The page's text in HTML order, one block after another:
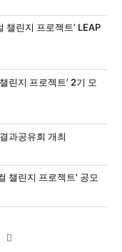
챌린지 프로젝트’ LEAP
린지 프로젝트’ 2기 모
과공유회 개최
챌린지 프로젝트' 공모